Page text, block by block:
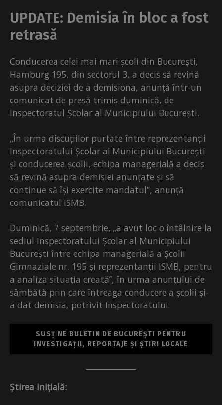
UPDATE: Demisia în bloc a fost
retrasă
Conducerea celei mai mari școli din București,
Hamburg 195, din sectorul 3, a decis să revină
asupra deciziei de a demisiona, anunță într-un
comunicat de presă trimis duminică, de
Inspectoratul Școlar al Municipiului București.
„În urma discuțiilor purtate între reprezentanții
Inspectoratului Școlar al Municipiului București
și conducerea școlii, echipa managerială a decis
să revină asupra demisiei anunțate și să
continue să își exercite mandatul”, anunță
comunicatul ISMB.
Duminică, 7 septembrie, „a avut loc o întâlnire la
sediul Inspectoratului Școlar al Municipiului
București între echipa managerială a Școlii
Gimnaziale nr. 195 și reprezentanții ISMB, pentru
a analiza situația creată”, în urma anunțului de
sâmbătă prin care întreaga conducere a școlii și-
a dat demisia, potrivit Inspectoratului.
SUSȚINE BULETIN DE BUCUREȘTI PENTRU
INVESTIGAȚII, REPORTAJE ȘI ȘTIRI LOCALE
Știrea inițială: